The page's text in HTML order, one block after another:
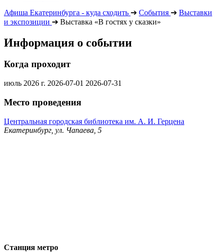
Афиша Екатеринбурга - куда сходить ➔ События ➔ Выставки
и экспозиции ➔ Выставка «В гостях у сказки»
Информация о событии
Когда проходит
июль 2026 г. 2026-07-01 2026-07-31
Место проведения
Центральная городская библиотека им. А. И. Герцена
Екатеринбург, ул. Чапаева, 5
Станция метро